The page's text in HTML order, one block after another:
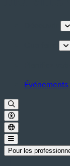
Événements
Pour les